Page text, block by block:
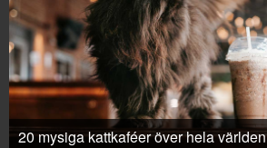
20 mysiga kattkaféer över hela världen